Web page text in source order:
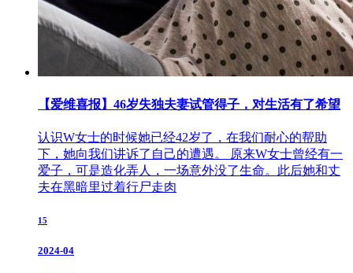
【爱维喜报】46岁失独夫妻试管得子，对生活有了希望
认识W女士的时候她已经42岁了，在我们耐心的帮助
下，她向我们讲诉了自己的遭遇。 原来W女士曾经有一
爱子，可是造化弄人，一场意外没了生命。此后她和丈
夫在黑暗里过着行尸走肉
15
2024-04